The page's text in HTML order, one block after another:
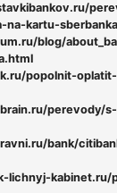
na-kartu-
blog/
popolnit-
perevody/
bank/
lichnyj-kabinet.ru/